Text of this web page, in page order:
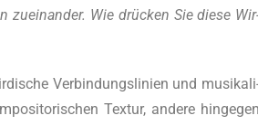
zuein­an­der. Wie drü­cken Sie die­se
Ver­bin­dungs­li­ni­en und
Tex­tur, ande­re